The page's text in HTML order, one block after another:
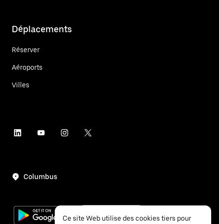
Déplacements
Réserver
Aéroports
Villes
Columbus
Ce site Web utilise des cookies tiers pour